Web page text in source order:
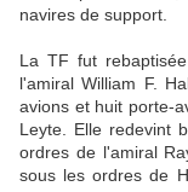
navires de support.
La TF fut
l'amiral William F.
avions et huit porte-
Leyte. Elle redevint
ordres de l'amiral
sous les ordres de